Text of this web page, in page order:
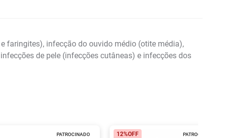
faringites), infecção do ouvido médio (otite média),
de pele (infecções cutâneas) e infecções dos
PATROCINADO PATROCINADO
12%OFF